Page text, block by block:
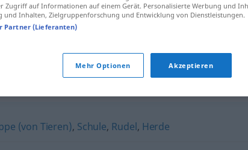
Trupp(≈ Suchtrupp)
(von Tieren), Schule, Rudel, Herde
Zugriff auf Informationen auf einem Gerät. Personalisierte Werbung und
und Inhalten, Zielgruppenforschung und Entwicklung von Dienstleistungen.
Partner (Lieferanten)
Mehr Optionen Akzeptieren